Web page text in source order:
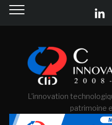
L'innovation
patrimoine